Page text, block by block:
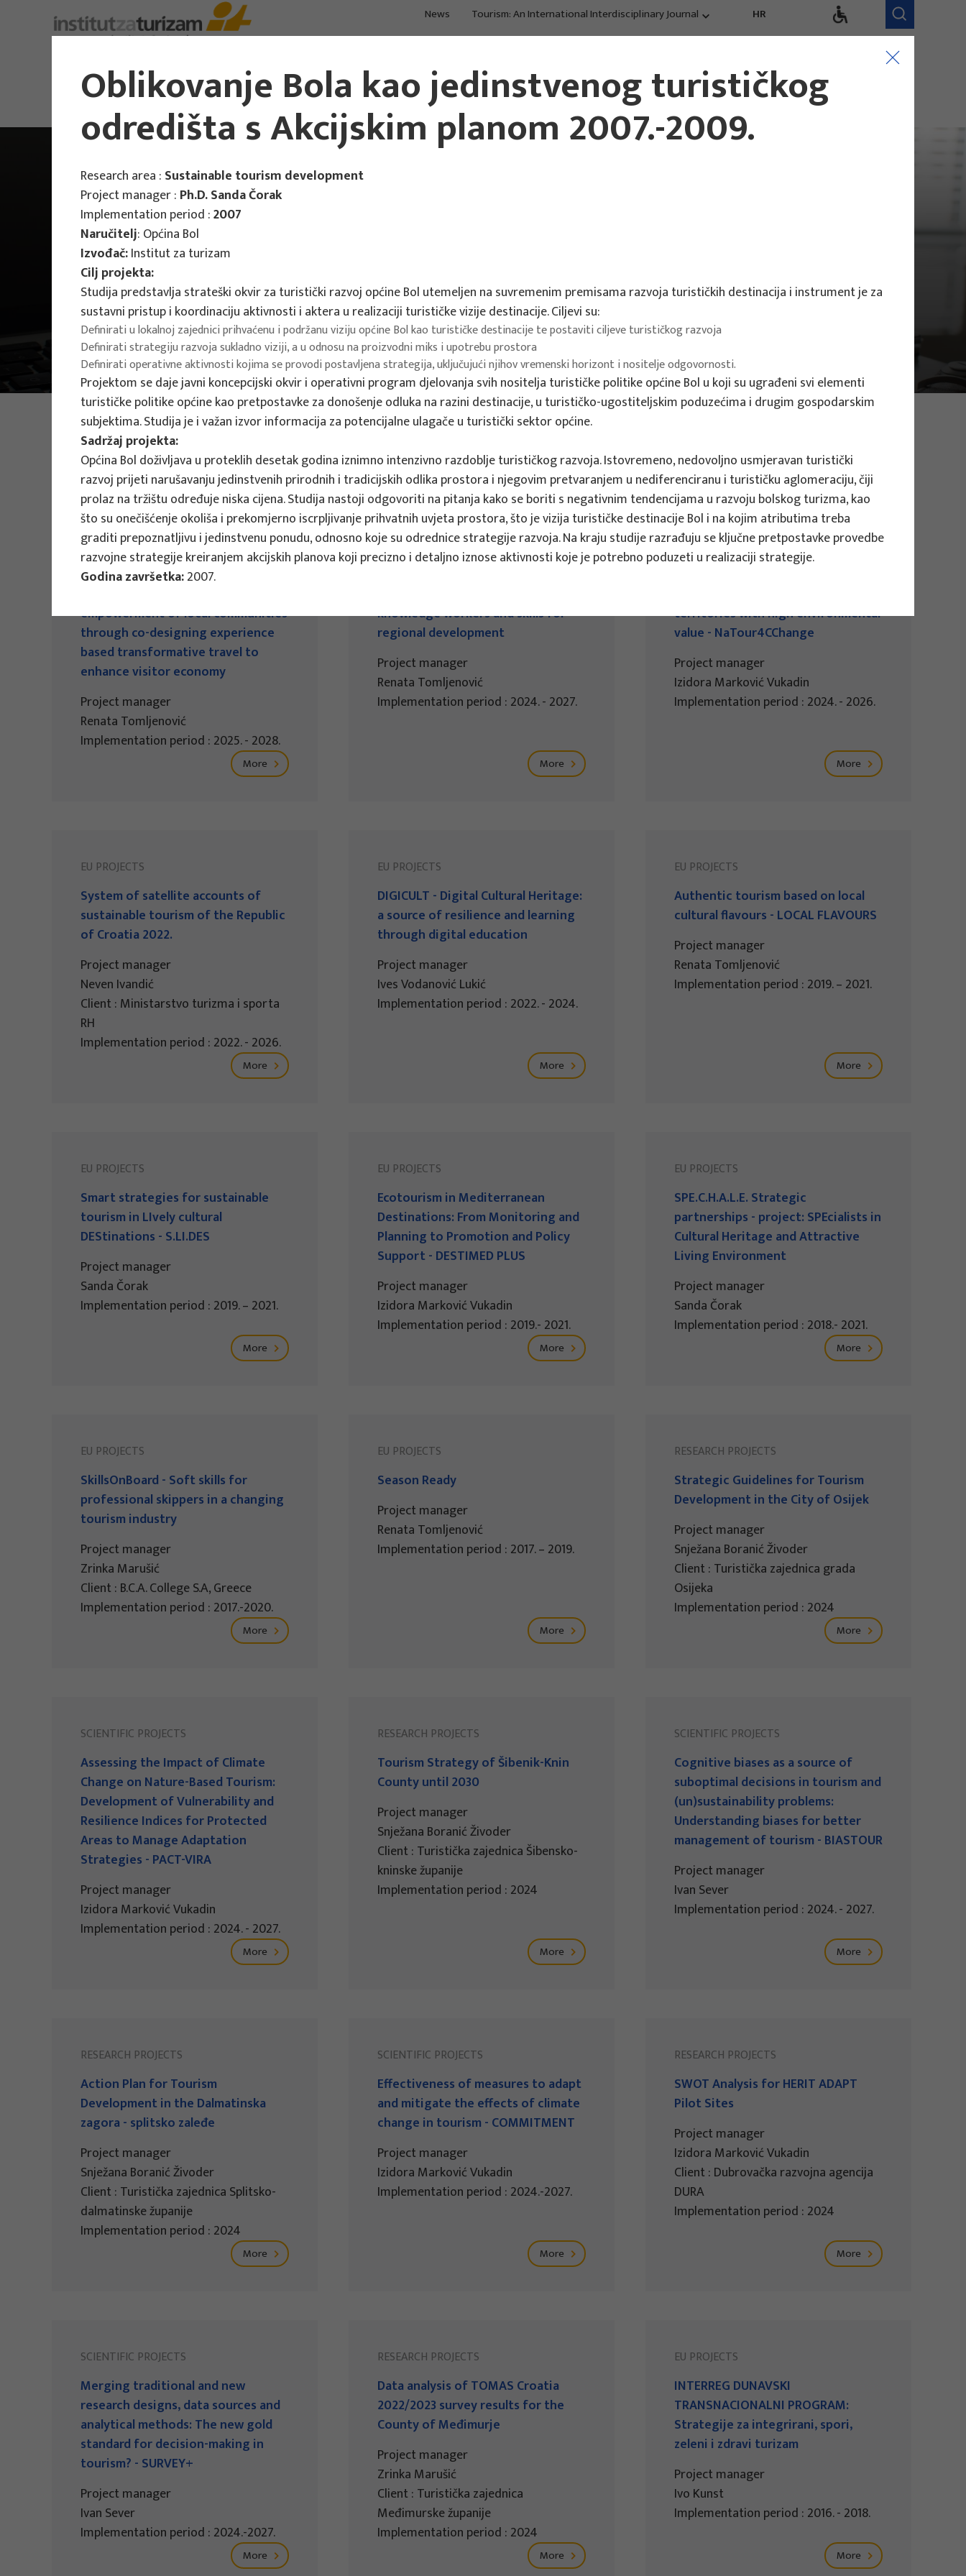
News Tourism: An International Interdisciplinary Journal HR
Competitiveness,
trends, evaluation
Research Team
Main Projects
PHOTO:ILUSTRATIVNA FOTOGRAFIJA
Projects
EU PROJECTS
empowerment of local communities
through co-designing experience
based transformative travel to
enhance visitor economy
Project manager
Renata Tomljenović
Implementation period : 2025. - 2028.
More
EU PROJECTS
knowledge workers and skills for
regional development
Project manager
Renata Tomljenović
Implementation period : 2024. - 2027.
More
EU PROJECTS
territories with high environmental
value - NaTour4CChange
Project manager
Izidora Marković Vukadin
Implementation period : 2024. - 2026.
More
EU PROJECTS
System of satellite accounts of
sustainable tourism of the Republic
of Croatia 2022.
Project manager
Neven Ivandić
Client : Ministarstvo turizma i sporta
RH
Implementation period : 2022. - 2026.
More
EU PROJECTS
DIGICULT - Digital Cultural Heritage:
a source of resilience and learning
through digital education
Project manager
Ives Vodanović Lukić
Implementation period : 2022. - 2024.
More
EU PROJECTS
Authentic tourism based on local
cultural flavours - LOCAL FLAVOURS
Project manager
Renata Tomljenović
Implementation period : 2019. – 2021.
More
EU PROJECTS
Smart strategies for sustainable
tourism in LIvely cultural
DEStinations - S.LI.DES
Project manager
Sanda Čorak
Implementation period : 2019. – 2021.
More
EU PROJECTS
Ecotourism in Mediterranean
Destinations: From Monitoring and
Planning to Promotion and Policy
Support - DESTIMED PLUS
Project manager
Izidora Marković Vukadin
Implementation period : 2019.- 2021.
More
EU PROJECTS
SPE.C.H.A.L.E. Strategic
partnerships - project: SPEcialists in
Cultural Heritage and Attractive
Living Environment
Project manager
Sanda Čorak
Implementation period : 2018.- 2021.
More
EU PROJECTS
SkillsOnBoard - Soft skills for
professional skippers in a changing
tourism industry
Project manager
Zrinka Marušić
Client : B.C.A. College S.A, Greece
Implementation period : 2017.-2020.
More
EU PROJECTS
Season Ready
Project manager
Renata Tomljenović
Implementation period : 2017. – 2019.
More
RESEARCH PROJECTS
Strategic Guidelines for Tourism
Development in the City of Osijek
Project manager
Snježana Boranić Živoder
Client : Turistička zajednica grada
Osijeka
Implementation period : 2024
More
SCIENTIFIC PROJECTS
Assessing the Impact of Climate
Change on Nature-Based Tourism:
Development of Vulnerability and
Resilience Indices for Protected
Areas to Manage Adaptation
Strategies - PACT-VIRA
Project manager
Izidora Marković Vukadin
Implementation period : 2024. - 2027.
More
RESEARCH PROJECTS
Tourism Strategy of Šibenik-Knin
County until 2030
Project manager
Snježana Boranić Živoder
Client : Turistička zajednica Šibensko-
kninske županije
Implementation period : 2024
More
SCIENTIFIC PROJECTS
Cognitive biases as a source of
suboptimal decisions in tourism and
(un)sustainability problems:
Understanding biases for better
management of tourism - BIASTOUR
Project manager
Ivan Sever
Implementation period : 2024. - 2027.
More
RESEARCH PROJECTS
Action Plan for Tourism
Development in the Dalmatinska
zagora - splitsko zaleđe
Project manager
Snježana Boranić Živoder
Client : Turistička zajednica Splitsko-
dalmatinske županije
Implementation period : 2024
More
SCIENTIFIC PROJECTS
Effectiveness of measures to adapt
and mitigate the effects of climate
change in tourism - COMMITMENT
Project manager
Izidora Marković Vukadin
Implementation period : 2024.-2027.
More
RESEARCH PROJECTS
SWOT Analysis for HERIT ADAPT
Pilot Sites
Project manager
Izidora Marković Vukadin
Client : Dubrovačka razvojna agencija
DURA
Implementation period : 2024
More
SCIENTIFIC PROJECTS
Merging traditional and new
research designs, data sources and
analytical methods: The new gold
standard for decision-making in
tourism? - SURVEY+
Project manager
Ivan Sever
Implementation period : 2024.-2027.
More
RESEARCH PROJECTS
Data analysis of TOMAS Croatia
2022/2023 survey results for the
County of Međimurje
Project manager
Zrinka Marušić
Client : Turistička zajednica
Međimurske županije
Implementation period : 2024
More
EU PROJECTS
INTERREG DUNAVSKI
TRANSNACIONALNI PROGRAM:
Strategije za integrirani, spori,
zeleni i zdravi turizam
Project manager
Ivo Kunst
Implementation period : 2016. - 2018.
More
Oblikovanje Bola kao jedinstvenog turističkog
odredišta s Akcijskim planom 2007.-2009.
Research area : Sustainable tourism development
Project manager : Ph.D. Sanda Čorak
Implementation period :2007
Naručitelj: Općina Bol
Izvođač:Institut za turizam
Cilj projekta:
Studija predstavlja strateški okvir za turistički razvoj općine Bol utemeljen na suvremenim premisama razvoja turističkih destinacija i instrument je za
sustavni pristup i koordinaciju aktivnosti i aktera u realizaciji turističke vizije destinacije. Ciljevi su:
Definirati u lokalnoj zajednici prihvaćenu i podržanu viziju općine Bol kao turističke destinacije te postaviti ciljeve turističkog razvoja
Definirati strategiju razvoja sukladno viziji, a u odnosu na proizvodni miks i upotrebu prostora
Definirati operativne aktivnosti kojima se provodi postavljena strategija, uključujući njihov vremenski horizont i nositelje odgovornosti.
Projektom se daje javni koncepcijski okvir i operativni program djelovanja svih nositelja turističke politike općine Bol u koji su ugrađeni svi elementi
turističke politike općine kao pretpostavke za donošenje odluka na razini destinacije, u turističko-ugostiteljskim poduzećima i drugim gospodarskim
subjektima. Studija je i važan izvor informacija za potencijalne ulagače u turistički sektor općine.
Sadržaj projekta:
Općina Bol doživljava u proteklih desetak godina iznimno intenzivno razdoblje turističkog razvoja. Istovremeno, nedovoljno usmjeravan turistički
razvoj prijeti narušavanju jedinstvenih prirodnih i tradicijskih odlika prostora i njegovim pretvaranjem u nediferenciranu i turističku aglomeraciju, čiji
prolaz na tržištu određuje niska cijena. Studija nastoji odgovoriti na pitanja kako se boriti s negativnim tendencijama u razvoju bolskog turizma, kao
što su onečišćenje okoliša i prekomjerno iscrpljivanje prihvatnih uvjeta prostora, što je vizija turističke destinacije Bol i na kojim atributima treba
graditi prepoznatljivu i jedinstvenu ponudu, odnosno koje su odrednice strategije razvoja. Na kraju studije razrađuju se ključne pretpostavke provedbe
razvojne strategije kreiranjem akcijskih planova koji precizno i detaljno iznose aktivnosti koje je potrebno poduzeti u realizaciji strategije.
Godina završetka:2007.